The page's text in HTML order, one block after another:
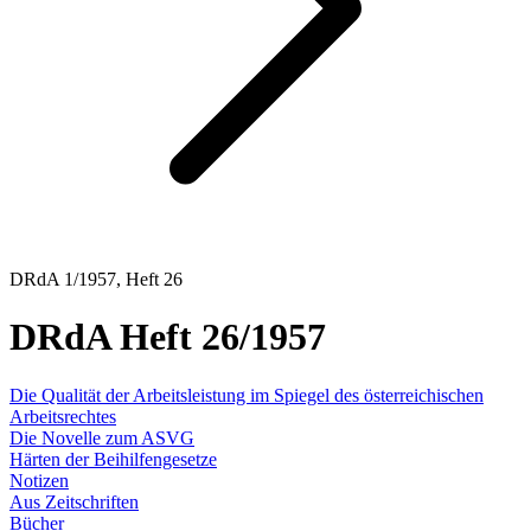
DRdA 1/1957, Heft 26
DRdA Heft 26/1957
Die Qualität der Arbeitsleistung im Spiegel des österreichischen
Arbeitsrechtes
Die Novelle zum ASVG
Härten der Beihilfengesetze
Notizen
Aus Zeitschriften
Bücher